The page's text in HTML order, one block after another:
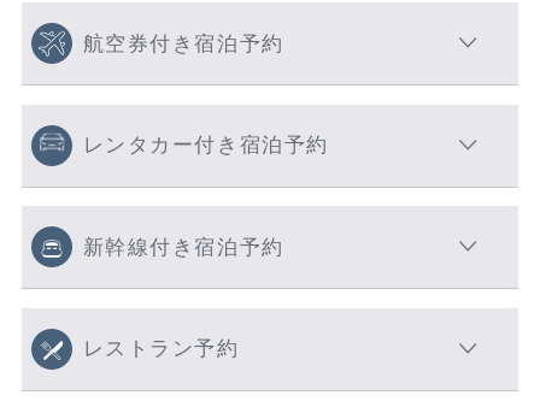
航空券付き宿泊予約
レンタカー付き宿泊予約
新幹線付き宿泊予約
レストラン予約